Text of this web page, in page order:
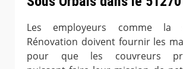
Les employeurs comme la
Rénovation doivent fournir les
pour que les couvreurs